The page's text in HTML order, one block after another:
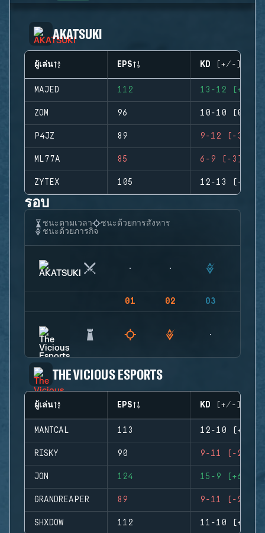
AKATSUKI
ผู้เล่น EPS KD (+/-)
MAJED 112 13-12 (+1)
ZOM 96 10-10 (0)
P4JZ 89 9-12 (-3)
ML77A 85 6-9 (-3)
ZYTEX 105 12-13 (-1)
รอบ
ชนะตามเวลา
ชนะด้วยการสังหาร
ชนะด้วยภารกิจ
01 02 03
THE VICIOUS ESPORTS
ผู้เล่น EPS KD (+/-)
MANTCAL 113 12-10 (+2)
RISKY 90 9-11 (-2)
JON 124 15-9 (+6)
GRANDREAPER 89 9-11 (-2)
SHXDOW 112 11-10 (+1)